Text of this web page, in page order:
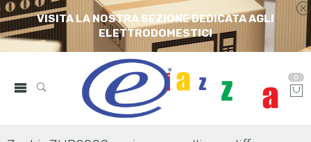
VISITA LA NOSTRA SEZIONE DEDICATA AGLI
ELETTRODOMESTICI
0